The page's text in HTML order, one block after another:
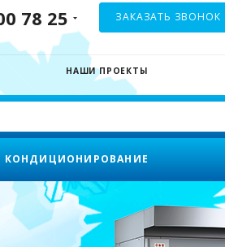
78 25 ЗАКАЗАТЬ ЗВОНОК
НАШИ ПРОЕКТЫ
КОНДИЦИОНИРОВАНИЕ